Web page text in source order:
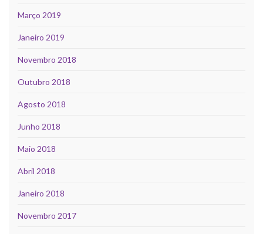
Março 2019
Janeiro 2019
Novembro 2018
Outubro 2018
Agosto 2018
Junho 2018
Maio 2018
Abril 2018
Janeiro 2018
Novembro 2017